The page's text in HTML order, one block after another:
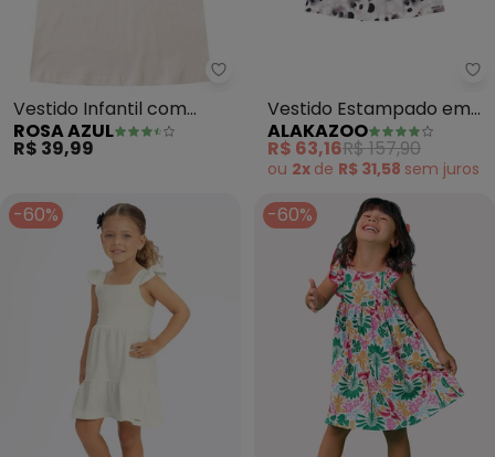
Rosa Azul - Vestido Infantil
Vestido Infantil com
Brilho Iaia (Off White)
ROSA AZUL
R$ 39,99
Vestido Estampado em
Malha Soft (Branco)
ALAKAZOO
R$ 63,16R$ 157,90
ou 2x de R$ 31,58 sem juros
-60% -60%